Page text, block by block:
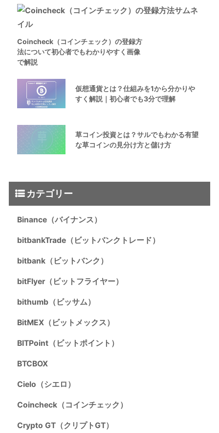
Coincheck（コインチェック）の登録方
法について初心者でもわかりやすく画像
で解説
仮想通貨とは？仕組みを1から分かりや
すく解説｜初心者でも3分で理解
草コイン投資とは？サルでもわかる有望
な草コインの見分け方と儲け方
カテゴリー
Binance（バイナンス）
bitbankTrade（ビットバンクトレード）
bitbank（ビットバンク）
bitFlyer（ビットフライヤー）
bithumb（ビッサム）
BitMEX（ビットメックス）
BITPoint（ビットポイント）
BTCBOX
Cielo（シエロ）
Coincheck（コインチェック）
Crypto GT（クリプトGT）